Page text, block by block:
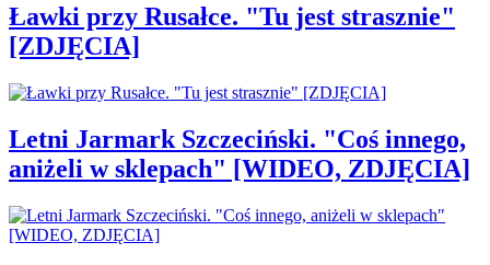
Ławki przy Rusałce. "Tu jest strasznie"
[ZDJĘCIA]
Letni Jarmark Szczeciński. "Coś innego,
aniżeli w sklepach" [WIDEO, ZDJĘCIA]